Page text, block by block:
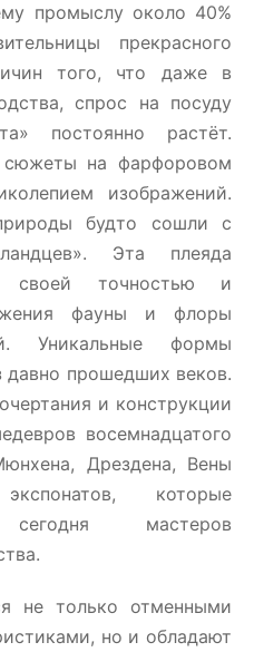
промыслу около 40%
прекрасного
того, что даже в
спрос на посуду
постоянно растёт.
сюжеты на фарфоровом
изображений.
будто сошли с
Эта плеяда
своей точностью и
фауны и флоры
Уникальные формы
давно прошедших веков.
и конструкции
восемнадцатого
Дрездена, Вены
которые
мастеров
не только отменными
но и обладают